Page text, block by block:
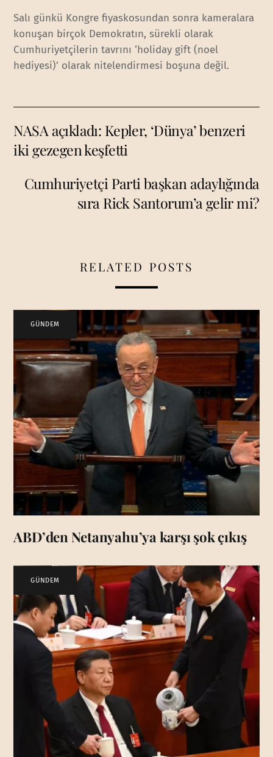
Salı günkü Kongre fiyaskosundan sonra kameralara
konuşan birçok Demokratın, sürekli olarak
Cumhuriyetçilerin tavrını ‘holiday gift (noel
hediyesi)’ olarak nitelendirmesi boşuna değil.
NASA açıkladı: Kepler, ‘Dünya’ benzeri
iki gezegen keşfetti
Cumhuriyetçi Parti başkan adaylığında
sıra Rick Santorum’a gelir mi?
RELATED POSTS
GÜNDEM
ABD’den Netanyahu’ya karşı şok çıkış
GÜNDEM